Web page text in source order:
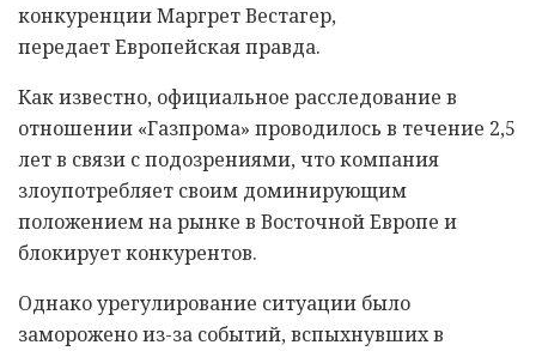
конкуренции Маргрет Вестагер,
передает Европейская правда.
Как известно, официальное расследование в
отношении «Газпрома» проводилось в течение 2,5
лет в связи с подозрениями, что компания
злоупотребляет своим доминирующим
положением на рынке в Восточной Европе и
блокирует конкурентов.
Однако урегулирование ситуации было
заморожено из-за событий, вспыхнувших в